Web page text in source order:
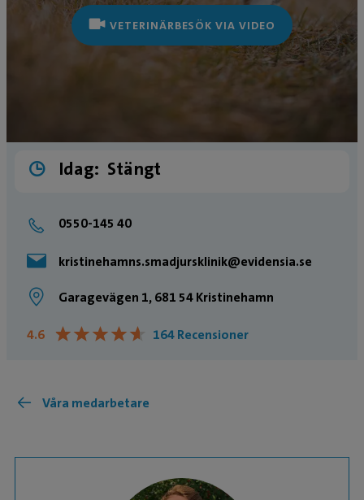
VETERINÄRBESÖK VIA VIDEO
Idag: Stängt
0550-145 40
kristinehamns.smadjursklinik@evidensia.se
Garagevägen 1, 681 54 Kristinehamn
4.6 ★★★★★
★★★★★ 164 Recensioner
Våra medarbetare